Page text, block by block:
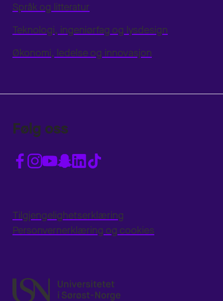
Språk og litteratur
Teknologi, ingeniørfag og lysdesign
Økonomi, ledelse og innovasjon
Følg oss
Tilgjengelighetserklæring
Personvernerklæring og cookies